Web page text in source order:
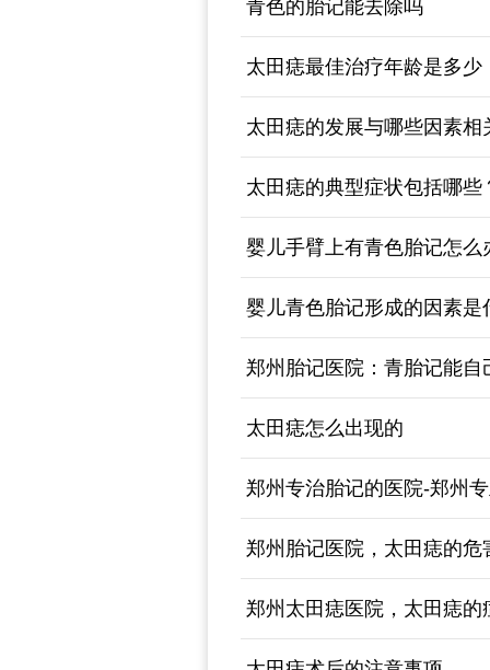
青色的胎记能去除吗
太田痣最佳治疗年龄是多少
太田痣的发展与哪些因素
太田痣的典型症状包括哪些
婴儿手臂上有青色胎记怎么
婴儿青色胎记形成的因素是
郑州胎记医院：青胎记能自
太田痣怎么出现的
郑州专治胎记的医院-郑州
郑州胎记医院，太田痣的危
郑州太田痣医院，太田痣的